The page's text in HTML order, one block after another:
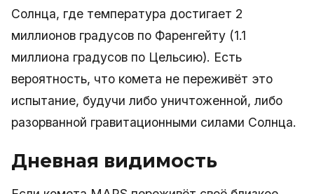
Солнца, где температура достигает 2
миллионов градусов по Фаренгейту (1.1
миллиона градусов по Цельсию). Есть
вероятность, что комета не переживёт это
испытание, будучи либо уничтоженной, либо
разорванной гравитационными силами Солнца.
Дневная видимость